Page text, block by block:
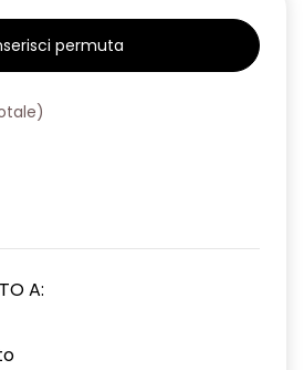
panoramico
18'' diamantati black hole
distanza di sicurezza
a copertura di rete;
5G a seconda del veicolo
permuta
)
A: